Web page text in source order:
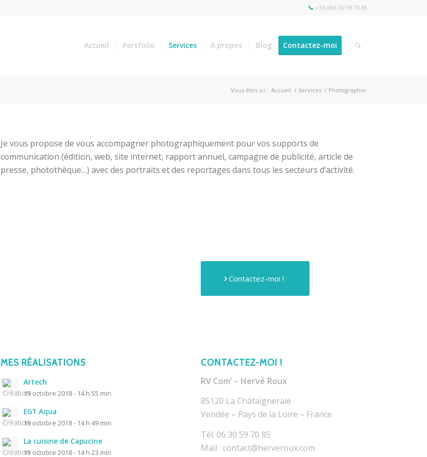
📞 +33 (0)6 30 59 70 85
Accueil Portfolio Services À propos Blog Contactez-moi
Vous êtes ici : Accueil / Services / Photographie
Je vous propose de vous accompagner photographiquement pour vos supports de
communication (édition, web, site internet, rapport annuel, campagne de publicité, article de
presse, photothèque…) avec des portraits et des reportages dans tous les secteurs d’activité.
Contactez-moi !
MES RÉALISATIONS
Artech
19 octobre 2018 - 14 h 55 min
EGT Aqua
19 octobre 2018 - 14 h 49 min
La cuisine de Capucine
19 octobre 2018 - 14 h 23 min
CONTACTEZ-MOI !
RV Com’ – Hervé Roux
85120 La Châtaigneraie
Vendée – Pays de la Loire – France
Tél. 06 30 59 70 85
Mail : contact@herveroux.com